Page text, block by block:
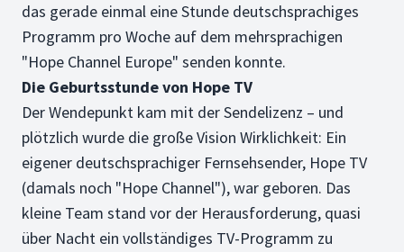
das gerade einmal eine Stunde deutschsprachiges
Programm pro Woche auf dem mehrsprachigen
"Hope Channel Europe" senden konnte.
Die Geburtsstunde von Hope TV
Der Wendepunkt kam mit der Sendelizenz – und
plötzlich wurde die große Vision Wirklichkeit: Ein
eigener deutschsprachiger Fernsehsender, Hope TV
(damals noch "Hope Channel"), war geboren. Das
kleine Team stand vor der Herausforderung, quasi
über Nacht ein vollständiges TV-Programm zu